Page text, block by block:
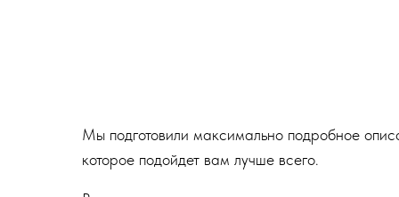
Мы подготовили максимально подробное
которое подойдет вам лучше всего.